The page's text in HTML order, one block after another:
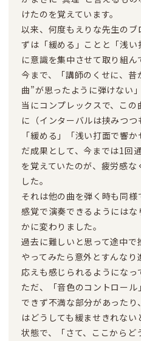
けたのを覚えています。
以来、何度もえりな先生の
ずは「緩める」ことと「浅
に意識を集中させて取り組ん
今まで、「講師のくせに、
曲”が思ったように弾けない
当にコンプレックスで、こ
に（インターバルは挟みつつ
「緩める」「浅い打面で響
だ成果として、今までは1回
を覚えていたのが、疲労感な
した。
それは他の曲を弾く時も同
感覚で演奏できるようには
かに変わりました。
過去に難しいと思って途中
やってみたら意外とすんな
応えも感じられるようになっ
ただ、「音色のコントロー
できず不満な部分があったり
はどうしても緩ませきれな
状態で、「さて、ここから